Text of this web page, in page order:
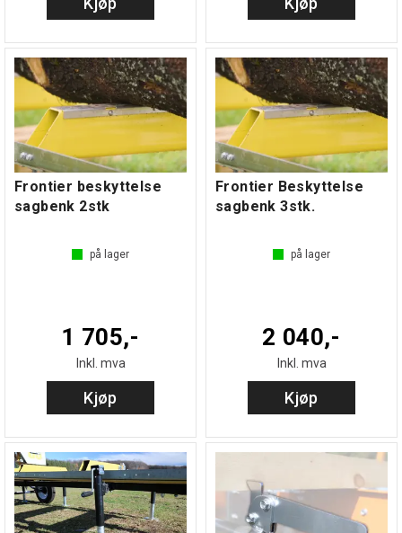
Frontier beskyttelse
sagbenk 2stk
på lager
1 705,-
Inkl. mva
Kjøp
Frontier Beskyttelse
sagbenk 3stk.
på lager
2 040,-
Inkl. mva
Kjøp